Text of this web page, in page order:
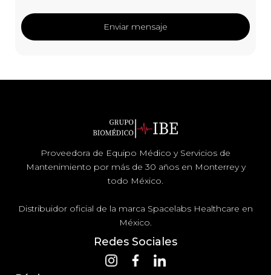
Proveedora de Equipo Médico y Servicios de
Mantenimiento por más de 30 años en Monterrey y
todo México.
Distribuidor oficial de la marca Spacelabs Healthcare en
México.
Redes Sociales